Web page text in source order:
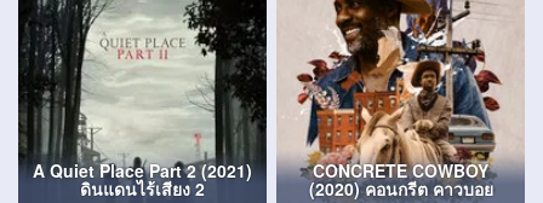
A Quiet Place Part 2 (2021)
ดินแดนไร้เสียง 2
CONCRETE COWBOY
(2020) คอนกรีต คาวบอย